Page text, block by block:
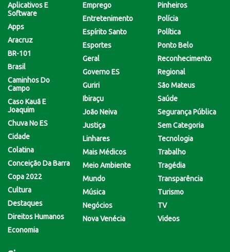
Aplicativos E
Software
Apps
Aracruz
BR-101
Brasil
Caminhos Do
Campo
Caso Kauã E
Joaquim
Chuva No ES
Cidade
Colatina
Conceição Da Barra
Copa 2022
Cultura
Destaques
Direitos Humanos
Economia
Emprego
Entretenimento
Espírito Santo
Esportes
Geral
Governo ES
Guriri
Ibiraçu
João Neiva
Justiça
Linhares
Mais Médicos
Meio Ambiente
Mundo
Música
Negócios
Nova Venécia
Pinheiros
Polícia
Política
Ponto Belo
Reconhecimento
Regional
São Mateus
Saúde
Segurança Pública
Sem Categoria
Tecnologia
Trabalho
Tragédia
Transparência
Turismo
TV
Videos